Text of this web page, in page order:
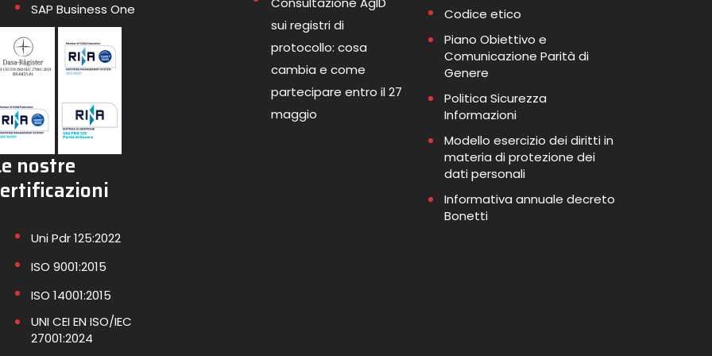
SAP Business One
nostre
Uni Pdr 125:2022
ISO 9001:2015
ISO 14001:2015
UNI CEI EN ISO/IEC
27001:2024
sui registri di
protocollo: cosa
cambia e come
partecipare entro il 27
maggio
Codice etico
Piano Obiettivo e
Comunicazione Parità di
Genere
Politica Sicurezza
Informazioni
Modello esercizio dei diritti in
materia di protezione dei
dati personali
Informativa annuale decreto
Bonetti